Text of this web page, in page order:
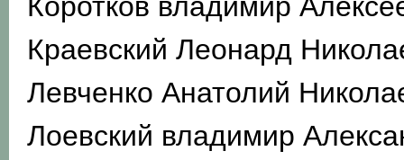
Краевский Леонард
Левченко Анатолий
Лоевский владимир